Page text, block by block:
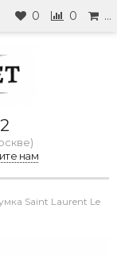
0 0 …
нам
Saint Laurent Le